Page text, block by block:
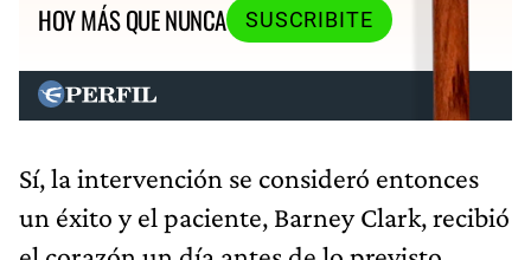
HOY MÁS QUE NUNCA
SUSCRIBITE
Sí, la intervención se consideró entonces
un éxito y el paciente, Barney Clark, recibió